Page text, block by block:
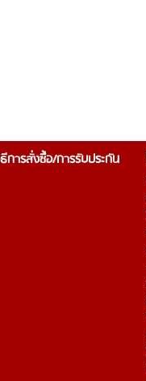
การสั่งซื้อ/การรับประกัน